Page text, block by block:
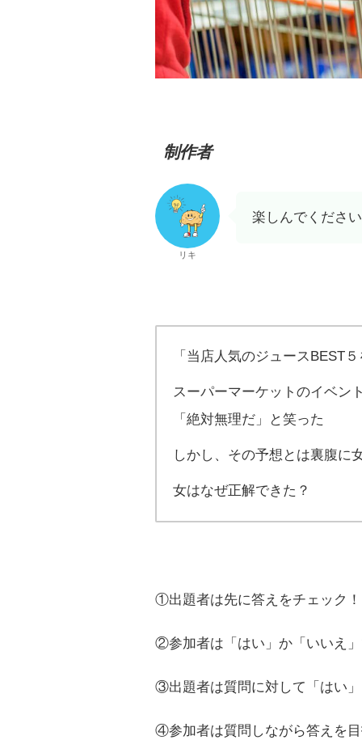
制作者
リキ
楽しんでくださ
「当店人気のジュースBEST
スーパーマーケットのイベン
「絶対無理だ」と笑った
しかし、その予想とは裏腹に
女はなぜ正解できた？
①出題者は先に答えをチェック！
②参加者は「はい」か「いいえ
③出題者は質問に対して「はい
④参加者は質問しながら答えを